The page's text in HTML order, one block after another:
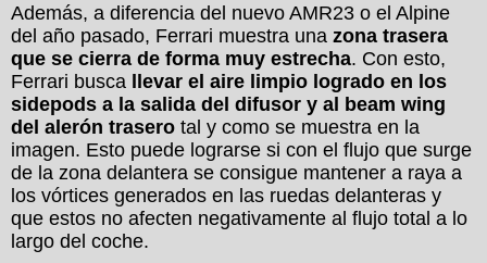
Además, a diferencia del nuevo AMR23 o el Alpine
del año pasado, Ferrari muestra una zona trasera
que se cierra de forma muy estrecha. Con esto,
Ferrari busca llevar el aire limpio logrado en los
sidepods a la salida del difusor y al beam wing
del alerón trasero tal y como se muestra en la
imagen. Esto puede lograrse si con el flujo que surge
de la zona delantera se consigue mantener a raya a
los vórtices generados en las ruedas delanteras y
que estos no afecten negativamente al flujo total a lo
largo del coche.